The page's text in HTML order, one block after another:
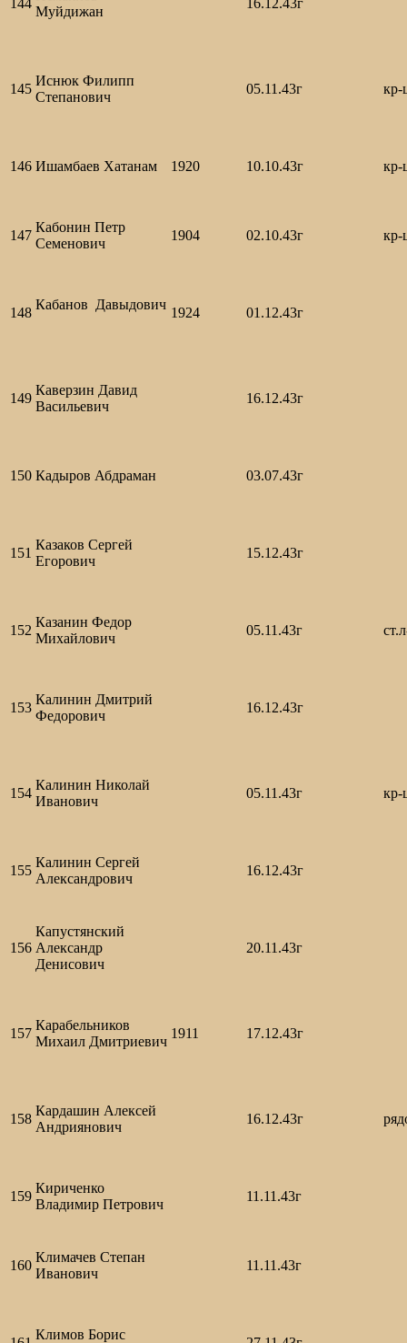
144
Муйдижан
16.12.43г
145
Иснюк Филипп
Степанович
05.11.43г кр-
146 Ишамбаев Хатанам 1920 10.10.43г кр-
147
Кабонин Петр
Семенович
1904 02.10.43г кр-
148
Кабанов Давыдович
1924 01.12.43г
149
Каверзин Давид
Васильевич
16.12.43г
150 Кадыров Абдраман 03.07.43г
151
Казаков Сергей
Егорович
15.12.43г
152
Казанин Федор
Михайлович
05.11.43г
153
Калинин Дмитрий
Федорович
16.12.43г
154
Калинин Николай
Иванович
05.11.43г кр-
155
Калинин Сергей
Александрович
16.12.43г
156
Капустянский
Александр
Денисович
20.11.43г
157
Карабельников
Михаил Дмитриевич
1911 17.12.43г
158
Кардашин Алексей
Андриянович
16.12.43г
159
Кириченко
Владимир Петрович
11.11.43г
160
Климачев Степан
Иванович
11.11.43г
Климов Борис